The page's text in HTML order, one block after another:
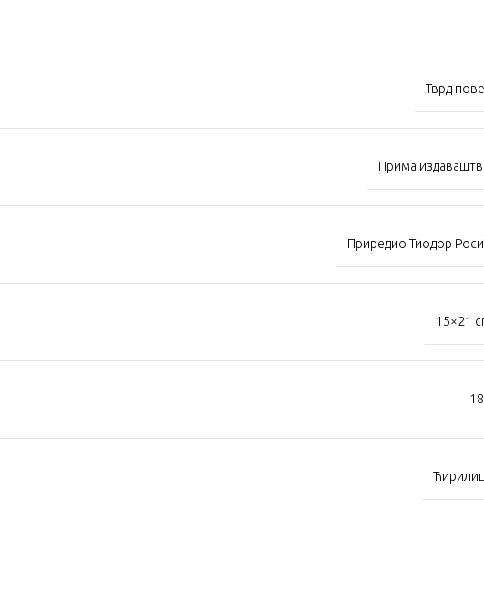
Тврд
Прима
Приредио Тиодор
15×21